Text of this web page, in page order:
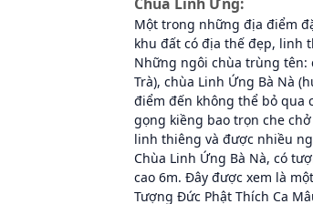
Một trong những địa điểm
khu đất có địa thế đẹp, linh
Những ngôi chùa trùng tên:
Trà), chùa Linh Ứng Bà Nà
điểm đến không thể bỏ qua
gọng kiềng bao trọn che
linh thiêng và được nhiều
Chùa Linh Ứng Bà Nà, có
cao 6m. Đây được xem là
Tượng Đức Phật Thích Ca